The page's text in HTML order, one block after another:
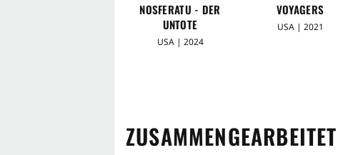
NOSFERATU - DER
UNTOTE
USA | 2024
VOYAGERS
USA | 2021